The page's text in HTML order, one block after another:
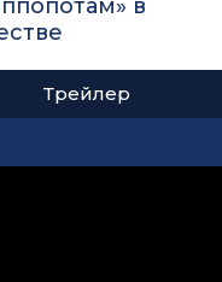
в
Трейлер